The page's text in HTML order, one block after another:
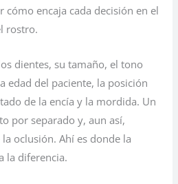
cómo encaja cada decisión en el
rostro.
dientes, su tamaño, el tono
edad del paciente, la posición
de la encía y la mordida. Un
por separado y, aun así,
oclusión. Ahí es donde la
la diferencia.